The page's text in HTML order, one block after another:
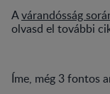
Avárandósság
olvasd el további
Íme, még 3 fontos